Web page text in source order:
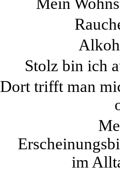
Stolz bin ich
Dort trifft man
im